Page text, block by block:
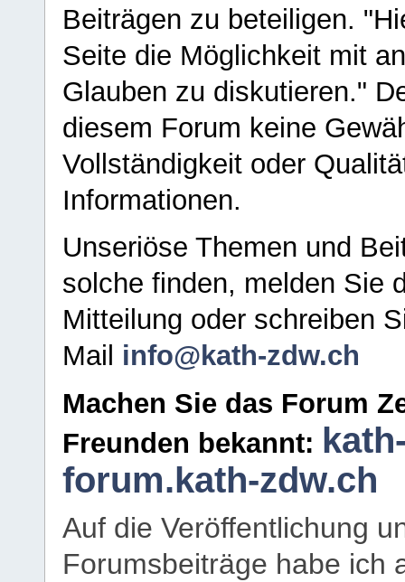
Beiträgen zu beteiligen.
Seite die Möglichkeit mit
Glauben zu diskutieren."
diesem Forum keine
Vollständigkeit oder
Informationen.
Unseriöse Themen und
solche finden, melden Sie
Mitteilung oder schreiben
Mail info@kath-zdw.ch
Machen Sie das Forum
Freunden bekannt:
forum.kath-zdw.ch
Auf die Veröffentlichung
Forumsbeiträge habe ich